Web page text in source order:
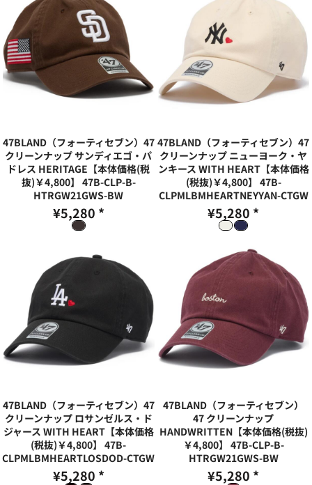
47BLAND（フォーティセブン）47
クリーンナップ サンディエゴ・パ
ドレス HERITAGE【本体価格(税
抜)￥4,800】 47B-CLP-B-
HTRGW21GWS-BW
¥5,280 *
47BLAND（フォーティセブン）47
クリーンナップ ニューヨーク・ヤ
ンキース WITH HEART【本体価格
(税抜)￥4,800】 47B-
CLPMLBMHEARTNEYYAN-CTGW
¥5,280 *
47BLAND（フォーティセブン）47
クリーンナップ ロサンゼルス・ド
ジャース WITH HEART【本体価格
(税抜)￥4,800】
47B-
CLPMLBMHEARTLOSDOD-CTGW
¥5,280 *
47BLAND（フォーティセブン）
47 クリーンナップ
HANDWRITTEN【本体価格(税抜)
￥4,800】 47B-CLP-B-
HTRGW21GWS-BW
¥5,280 *